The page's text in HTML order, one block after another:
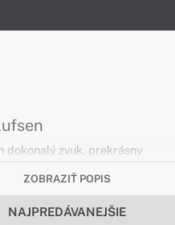
dokonalý zvuk, prekrásny
a intuitívne ovládanie.
skutočnú slobodu
ZOBRAZIŤ POPIS
NAJPREDÁVANEJŠIE